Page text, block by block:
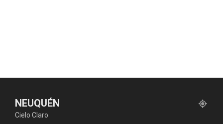
NEUQUÉN
Cielo Claro